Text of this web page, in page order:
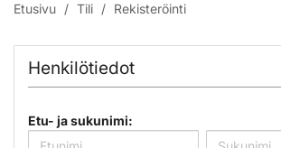
Etusivu Tili Rekisteröinti
Henkilötiedot
Etu- ja sukunimi: